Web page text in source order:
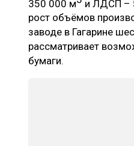
350 000 м
и ЛДСП –
рост объёмов
заводе в Гагарине
рассматривает
бумаги.